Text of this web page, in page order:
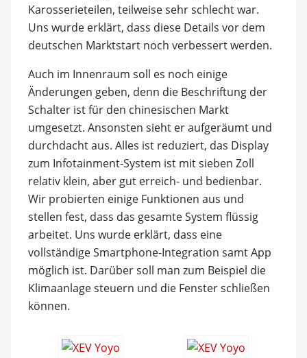
Karosserieteilen, teilweise sehr schlecht war.
Uns wurde erklärt, dass diese Details vor dem
deutschen Marktstart noch verbessert werden.
Auch im Innenraum soll es noch einige
Änderungen geben, denn die Beschriftung der
Schalter ist für den chinesischen Markt
umgesetzt. Ansonsten sieht er aufgeräumt und
durchdacht aus. Alles ist reduziert, das Display
zum Infotainment-System ist mit sieben Zoll
relativ klein, aber gut erreich- und bedienbar.
Wir probierten einige Funktionen aus und
stellen fest, dass das gesamte System flüssig
arbeitet. Uns wurde erklärt, dass eine
vollständige Smartphone-Integration samt App
möglich ist. Darüber soll man zum Beispiel die
Klimaanlage steuern und die Fenster schließen
können.